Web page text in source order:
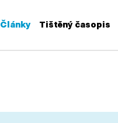
Články Tištěný časopis